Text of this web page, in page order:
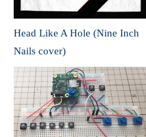
Head Like A Hole (Nine Inch
Nails cover)